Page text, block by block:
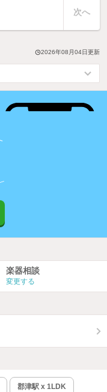
次へ
2026年08月04日更新
楽器相談
変更する
郡津駅 x 1LDK